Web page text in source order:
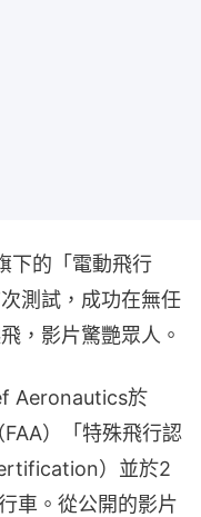
下的「電動飛行
測試，成功在無任
，影片驚艷眾人。
Aeronautics於
）「特殊飛行認
）並於2
車。從公開的影片